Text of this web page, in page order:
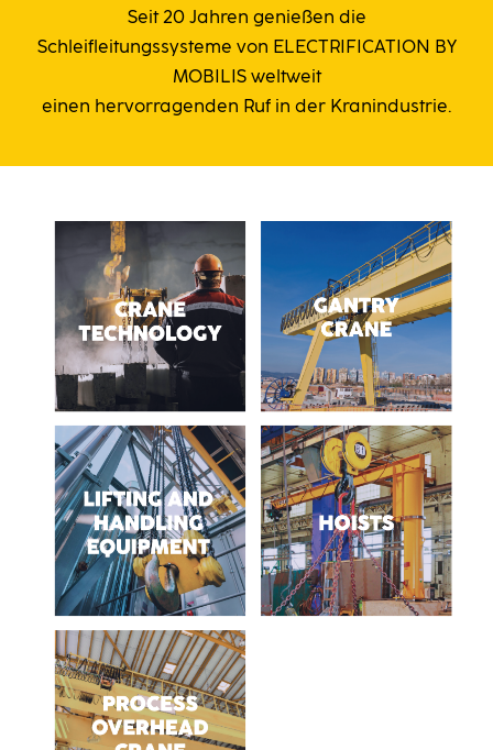
Seit 20 Jahren genießen die
Schleifleitungssysteme von ELECTRIFICATION BY
MOBILIS weltweit
einen hervorragenden Ruf in der Kranindustrie.